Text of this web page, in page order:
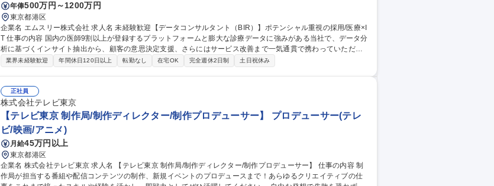
年俸500万円～1200万円
東京都港区
企業名 エムスリー株式会社 求人名 未経験歓迎【データコンサルタント（BIR）】ポテンシャル重視の採用/医療×I
T 仕事の内容 国内の医師9割以上が登録するプラットフォームと膨大な診療データに強みがある当社で、データ分
析に基づくインサイト抽出から、顧客の意思決定支援、さらにはサービス改善まで一気通貫で携わっていただき
ます。 【具体的には】クライアントである製薬企業等が抱えるマーケティング課題に対し、医療従事者へのアン
自らPDCAを回しながら、新規サービスの開発やプロダクトの改善にも挑戦できる環境です 募集職種 未経験歓迎
【データコンサルタント（BIR）】ポテンシャル重視の採用/医療×IT
業界未経験歓迎 年間休日120日以上 転勤なし 在宅OK 完全週休2日制 土日祝休み
正社員
株式会社テレビ東京
【テレビ東京 制作局/制作ディレクター/制作プロデューサー】 プロデューサー(テレ
ビ/映画/アニメ)
月給45万円以上
東京都港区
企業名 株式会社テレビ東京 求人名 【テレビ東京 制作局/制作ディレクター/制作プロデューサー】 仕事の内容 制
作局が担当する番組や配信コンテンツの制作、新規イベントのプロデュースまで！あらゆるクリエイティブの仕